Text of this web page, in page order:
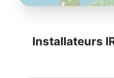
Installateurs